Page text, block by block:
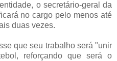
o secretário-geral da
no cargo pelo menos até
duas vezes.
que seu trabalho será "unir
reforçando que será o